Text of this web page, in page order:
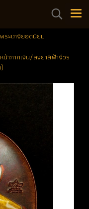
ระเกจิยอดนิยม
น้ากากเงิน/ลงยาสีฟ้าจีวร